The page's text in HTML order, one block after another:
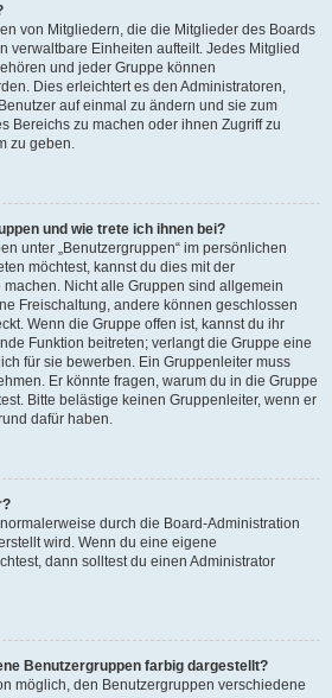
von Mitgliedern, die die Mitglieder des Boards
verwaltbare Einheiten aufteilt. Jedes Mitglied
und jeder Gruppe können
Dies erleichtert es den Administratoren,
auf einmal zu ändern und sie zum
Bereichs zu machen oder ihnen Zugriff zu
zu geben.
und wie trete ich ihnen bei?
unter „Benutzergruppen“ im persönlichen
möchtest, kannst du dies mit der
Nicht alle Gruppen sind allgemein
Freischaltung, andere können geschlossen
Wenn die Gruppe offen ist, kannst du ihr
Funktion beitreten; verlangt die Gruppe eine
für sie bewerben. Ein Gruppenleiter muss
Er könnte fragen, warum du in die Gruppe
Bitte belästige keinen Gruppenleiter, wenn er
dafür haben.
durch die Board-Administration
wird. Wenn du eine eigene
dann solltest du einen Administrator
Benutzergruppen farbig dargestellt?
möglich, den Benutzergruppen verschiedene